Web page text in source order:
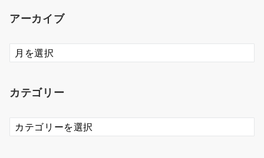
アーカイブ
ア
ー
ブ
カテゴリー
カ
テ